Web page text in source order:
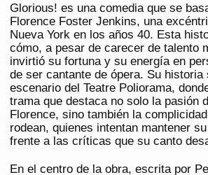
Glorious! es una comedia que se
Florence Foster Jenkins, una
Nueva York en los años 40. Esta
cómo, a pesar de carecer de talento
invirtió su fortuna y su energía en
de ser cantante de ópera. Su historia
escenario del Teatre Poliorama,
trama que destaca no solo la pasión
Florence, sino también la
rodean, quienes intentan mantener
frente a las críticas que su canto
En el centro de la obra, escrita por